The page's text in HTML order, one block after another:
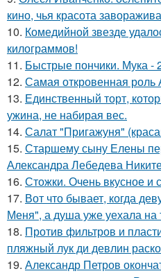
кино, чья красота
10. Комедийной звезде
килограммов!
11. Быстрые пончики. Мука -
12. Самая откровенная
13. Единственный торт,
ужина, не набирая вес.
14. Салат "Пригажуня"
15. Старшему сыну Елены
Александра Лебедева
16. Стожки. Очень вкусное и
17. Вот что бывает, когда
Меня", а душа уже уехала на
18. Против фильтров и
пляжный лук ди девлин
19. Александр Петров